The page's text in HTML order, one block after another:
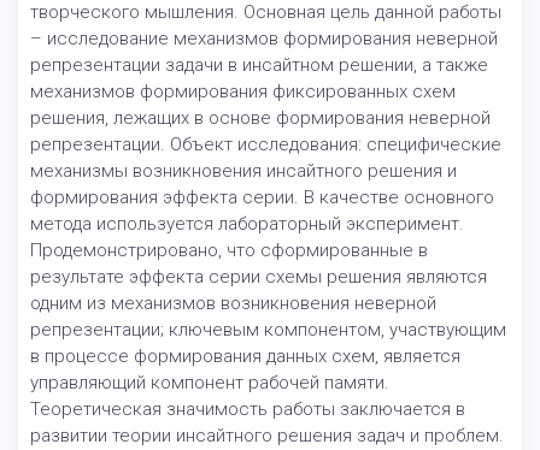
творческого мышления. Основная цель данной работы
– исследование механизмов формирования неверной
репрезентации задачи в инсайтном решении, а также
механизмов формирования фиксированных схем
решения, лежащих в основе формирования неверной
репрезентации. Объект исследования: специфические
механизмы возникновения инсайтного решения и
формирования эффекта серии. В качестве основного
метода используется лабораторный эксперимент.
Продемонстрировано, что сформированные в
результате эффекта серии схемы решения являются
одним из механизмов возникновения неверной
репрезентации; ключевым компонентом, участвующим
в процессе формирования данных схем, является
управляющий компонент рабочей памяти.
Теоретическая значимость работы заключается в
развитии теории инсайтного решения задач и проблем.